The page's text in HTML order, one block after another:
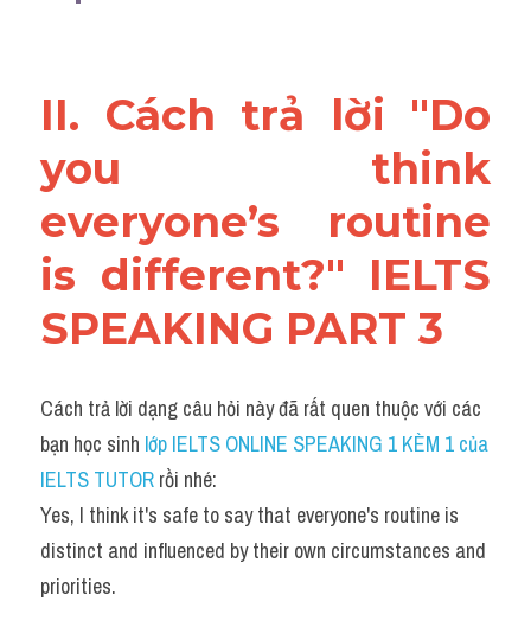
II. Cách trả lời "Do
you think
everyone’s routine
is different?" IELTS
SPEAKING PART 3
Cách trả lời dạng câu hỏi này đã rất quen thuộc với các
bạn học sinh lớp IELTS ONLINE SPEAKING 1 KÈM 1 của
IELTS TUTOR rồi nhé:
Yes, I think it's safe to say that everyone's routine is
distinct and influenced by their own circumstances and
priorities.